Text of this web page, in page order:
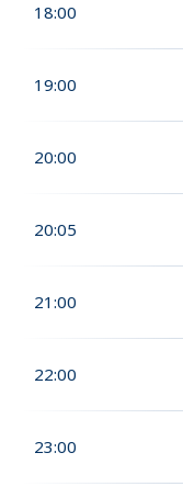
18:00
19:00
20:00
20:05
21:00
22:00
23:00